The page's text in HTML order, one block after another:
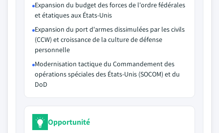
Expansion du budget des forces de l'ordre fédérales
et étatiques aux États-Unis
Expansion du port d'armes dissimulées par les civils
(CCW) et croissance de la culture de défense
personnelle
Modernisation tactique du Commandement des
opérations spéciales des États-Unis (SOCOM) et du
DoD
Opportunité